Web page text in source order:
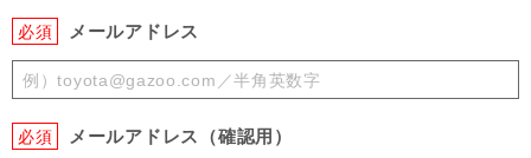
必須 メールアドレス
必須 メールアドレス（確認用）